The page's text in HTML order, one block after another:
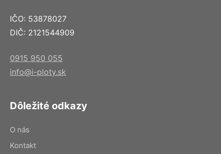
IČO: 53878027
DIČ: 2121544909
0915 950 055
info@i-ploty.sk
Dôležité odkazy
O nás
Kontakt